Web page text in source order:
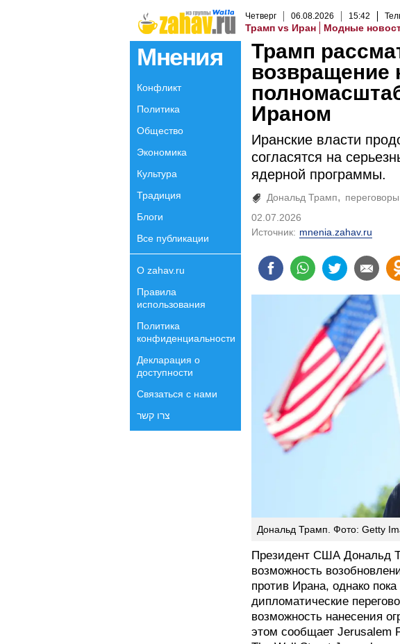
Четверг 06.08.2026 15:42
Трамп vs Иран Модные
Мнения
Конфликт
Политика
Общество
Экономика
Культура
Традиция
Блоги
Все публикации
О zahav.ru
Правила
использования
Политика
конфиденциальности
Декларация о
доступности
Связаться с нами
צרו קשר
Трамп
возвращение
Ираном
Иранские власти
согласятся на
ядерной программы.
Дональд Трамп переговоры
02.07.2026
Источник: mnenia.zahav.ru
Дональд Трамп. Фото: Getty
Президент США Дональд
возможность
против Ирана, однако
дипломатические
возможность нанесения
этом сообщает Jerusalem